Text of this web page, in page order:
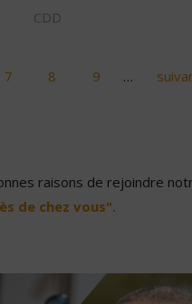
CDD
7 8 9 …
raisons de rejoindre
de chez vous".